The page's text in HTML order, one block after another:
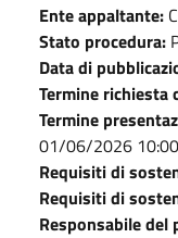
Ente appaltante:
Stato procedura:
Data di
Termine richiesta
Termine
01/06/2026 10:00
Requisiti di
Requisiti di
Responsabile del